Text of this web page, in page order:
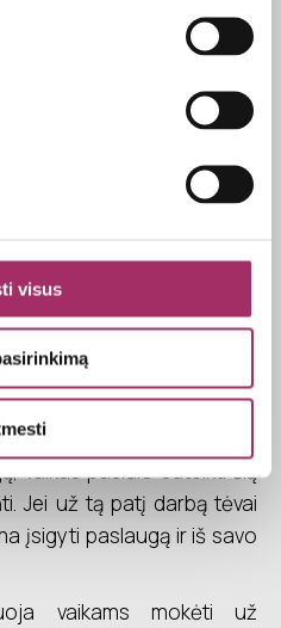
visus
naudinga aiškinti, kaip
pinigus, po truputį mokyti
mokytis apie investavimą,
savo pinigų, pradėti taupyti
yra paruošti vaikus
lovą ir sutvarkytus
nereikėtų. Namų ruoša
jeigu šeima nusprendžia
vaikas pasiūlo suteikti šią
Jei už tą patį darbą tėvai
įsigyti paslaugą ir iš savo
vaikams mokėti už